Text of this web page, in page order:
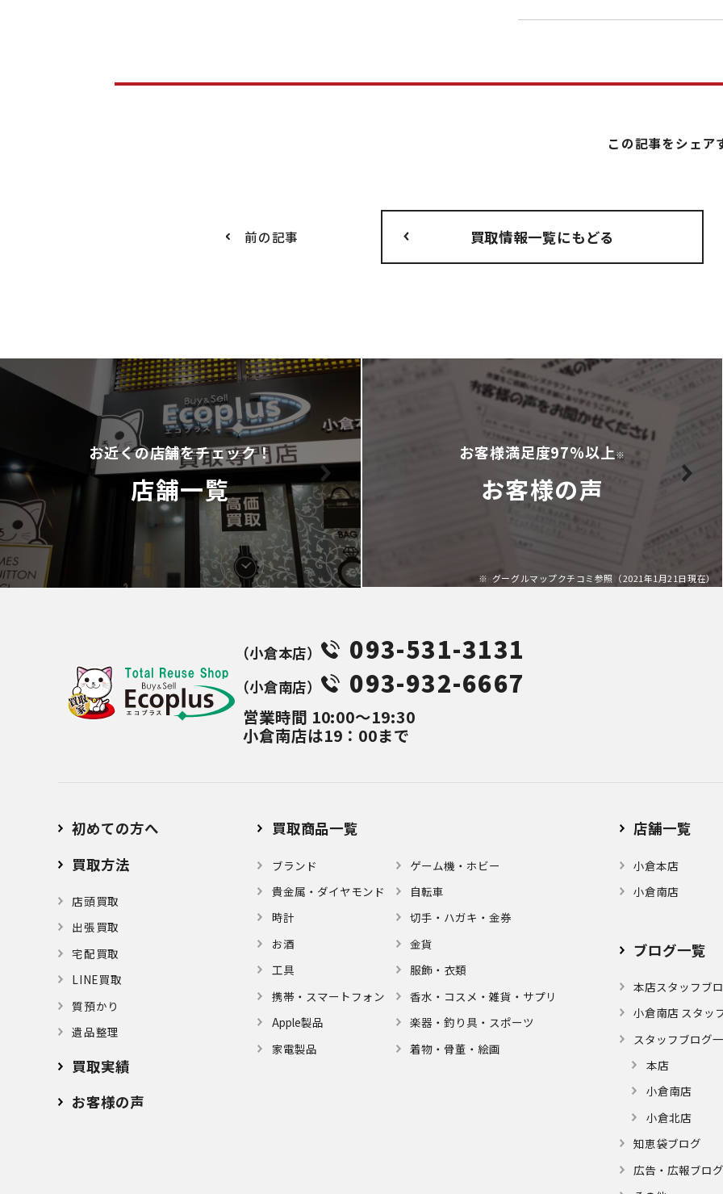
この記事をシェア
前の記事 買取情報一覧にもどる
お近くの店舗をチェック！
店舗一覧
お客様満足度97%以上※
お客様の声
グーグルマップクチコミ参照（2021年1月21日現在）
（⼩倉本店） 093-531-3131
（⼩倉南店） 093-932-6667
営業時間 10:00～19:30
小倉南店は19：00まで
初めての方へ
買取方法
店頭買取
出張買取
宅配買取
LINE買取
質預かり
遺品整理
買取実績
お客様の声
買取商品一覧
ブランド
貴金属・ダイヤモンド
時計
お酒
⼯具
携帯・スマートフォン
Apple製品
家電製品
ゲーム機・ホビー
自転車
切手・ハガキ・金券
金貨
服飾・衣類
⾹⽔・コスメ・雑貨・サプリ
楽器・釣り具・スポーツ
着物・⾻董・絵画
店舗⼀覧
小倉本店
小倉南店
ブログ⼀覧
本店スタッフブ
小倉南店 スタッ
スタッフブログ
本店
小倉南店
小倉北店
知恵袋ブログ
広告・広報ブログ